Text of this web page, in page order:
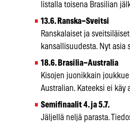
listalla toisena Brasilian
13.6. Ranska–Sveitsi
Ranskalaiset ja
kansallisuudesta. Nyt asia
18.6. Brasilia–Australia
Kisojen juonikkain
Australian. Kateeksi ei käy
Semifinaalit 4. ja 5.7.
Jäljellä neljä parasta.